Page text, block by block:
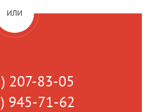
ИЛИ
207-83-05
945-71-62